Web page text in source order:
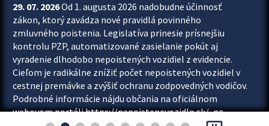
29. 07. 2026Od 1. augusta 2026 nadobudne účinnosť
zákon, ktorý zavádza nové pravidlá povinného
zmluvného poistenia. Legislatíva prinesie prísnejšiu
kontrolu PZP, automatizované zasielanie pokút aj
vyradenie dlhodobo nepoistených vozidiel z evidencie.
Cieľom je radikálne znížiť počet nepoistených vozidiel v
cestnej premávke a zvýšiť ochranu zodpovedných vodičov.
Podrobné informácie nájdu občania na oficiálnom
webovom portáli https://nepoistenevozidlo.sk/, na